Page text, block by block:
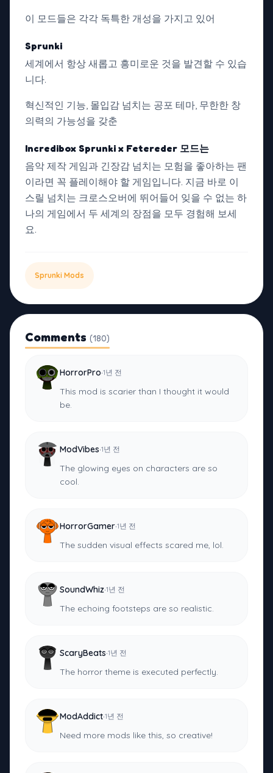
이 모드들은 각각 독특한 개성을 가지고 있어
Sprunki
세계에서 항상 새롭고 흥미로운 것을 발견할 수 있습
니다.
혁신적인 기능, 몰입감 넘치는 공포 테마, 무한한 창
의력의 가능성을 갖춘
Incredibox Sprunki x Fetereder 모드는
음악 제작 게임과 긴장감 넘치는 모험을 좋아하는 팬
이라면 꼭 플레이해야 할 게임입니다. 지금 바로 이
스릴 넘치는 크로스오버에 뛰어들어 잊을 수 없는 하
나의 게임에서 두 세계의 장점을 모두 경험해 보세
요.
Sprunki Mods
Comments (180)
HorrorPro·1년 전
This mod is scarier than I thought it would
be.
ModVibes·1년 전
The glowing eyes on characters are so
cool.
HorrorGamer·1년 전
The sudden visual effects scared me, lol.
SoundWhiz·1년 전
The echoing footsteps are so realistic.
ScaryBeats·1년 전
The horror theme is executed perfectly.
ModAddict·1년 전
Need more mods like this, so creative!